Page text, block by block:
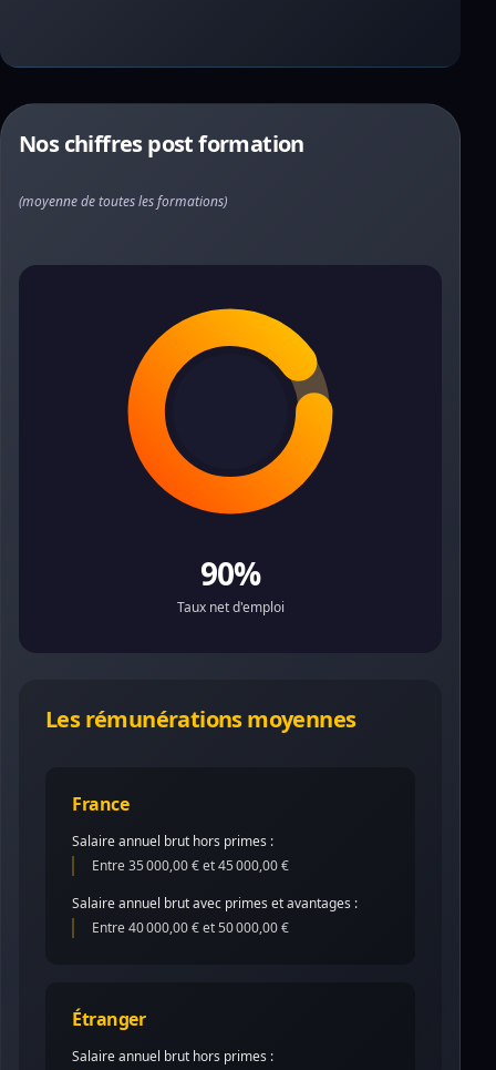
Nos chiffres post formation
(moyenne de toutes les formations)
90%
Taux net d'emploi
Les rémunérations moyennes
France
Salaire annuel brut hors primes :
Entre 35 000,00 € et 45 000,00 €
Salaire annuel brut avec primes et avantages :
Entre 40 000,00 € et 50 000,00 €
Étranger
Salaire annuel brut hors primes :